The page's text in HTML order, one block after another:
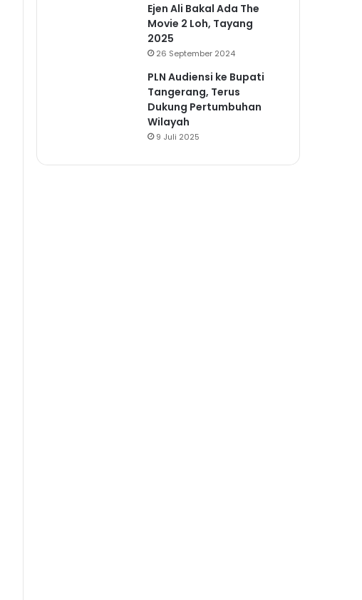
Ejen Ali Bakal Ada The
Movie 2 Loh, Tayang
2025
26 September 2024
PLN Audiensi ke Bupati
Tangerang, Terus
Dukung Pertumbuhan
Wilayah
9 Juli 2025